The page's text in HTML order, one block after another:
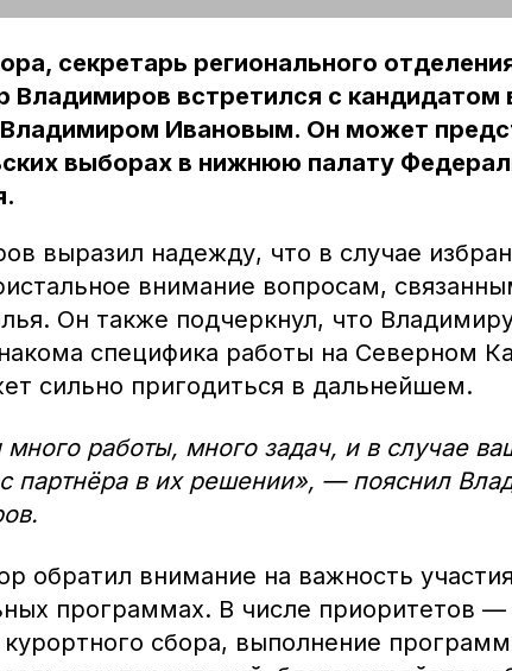
секретарь регионального
Владимиров встретился с кандидатом
Ивановым. Он может
выборах в нижнюю палату
выразил надежду, что в случае
внимание вопросам,
Он также подчеркнул, что
специфика работы на Северном
сильно пригодиться в дальнейшем.
работы, много задач, и в случае
партнёра в их решении», — пояснил
обратил внимание на важность
программах. В числе приоритетов —
курортного сбора, выполнение